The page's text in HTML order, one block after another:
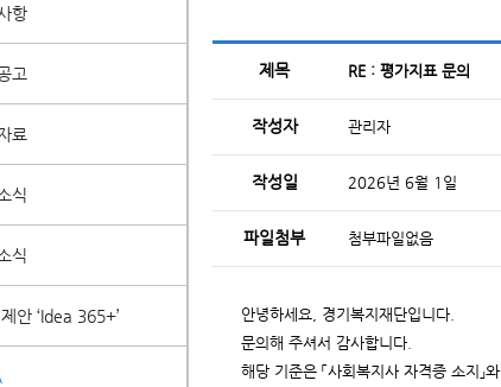
항
고
료
식
식
안 ‘Idea 365+’
제목 RE : 평가지표 문의
작성자 관리자
작성일 2026년 6월 1일
파일첨부 첨부파일없음
안녕하세요, 경기복지재단입니다.
문의해 주셔서 감사합니다.
해당 기준은 「사회복지사 자격증 소지」